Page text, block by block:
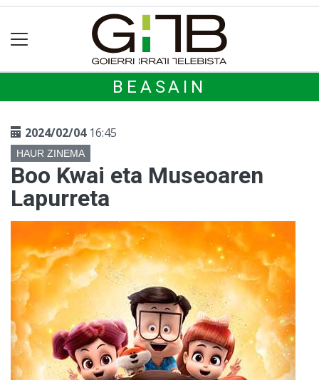
BEASAIN
2024/02/0416:45
HAUR ZINEMA
Boo Kwai eta Museoaren
Lapurreta